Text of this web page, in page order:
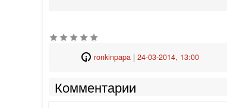
ronkinpapa| 24-03-2014, 13:00
Комментарии